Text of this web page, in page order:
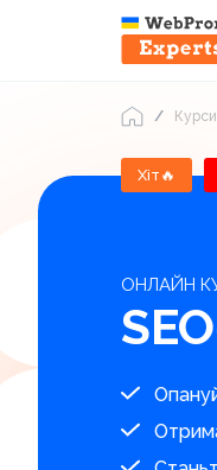
Курси
Хіт🔥
ОНЛАЙН